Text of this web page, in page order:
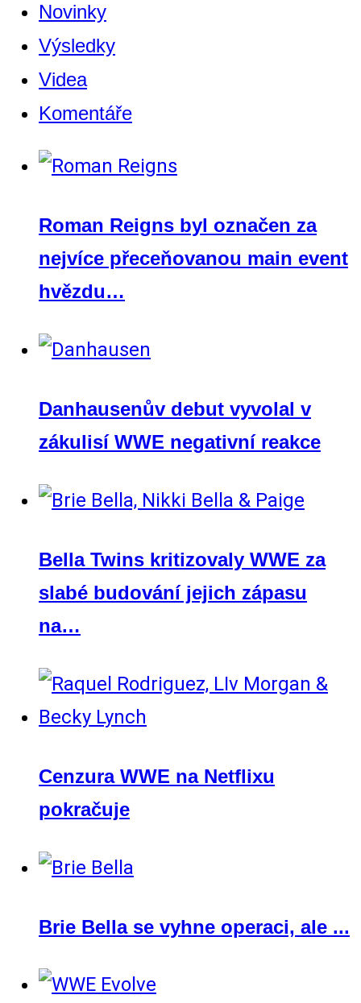
Novinky
Výsledky
Videa
Komentáře
Roman Reigns byl označen za
nejvíce přeceňovanou main event
hvězdu…
Danhausenův debut vyvolal v
zákulisí WWE negativní reakce
Bella Twins kritizovaly WWE za
slabé budování jejich zápasu
na…
Cenzura WWE na Netflixu
pokračuje
Brie Bella se vyhne operaci, ale ...